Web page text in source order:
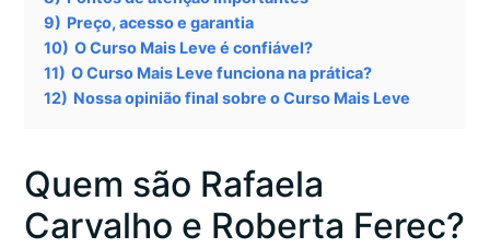
9) Preço, acesso e garantia
10) O Curso Mais Leve é confiável?
11) O Curso Mais Leve funciona na prática?
12) Nossa opinião final sobre o Curso Mais Leve
Quem são Rafaela
Carvalho e Roberta Ferec?